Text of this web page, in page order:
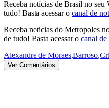
Receba notícias de Brasil no
tudo! Basta acessar o canal de
Receba notícias do Metrópoles
de tudo! Basta acessar o canal de
Alexandre de Moraes,Barroso,
Ver Comentários